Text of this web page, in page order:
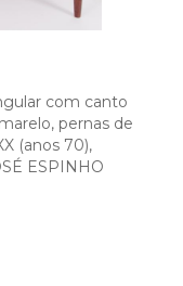
com canto
pernas de
(anos 70),
ESPINHO